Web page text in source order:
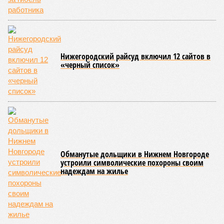
Нижегородский райсуд включил 12 сайтов в
«черный список»
Обманутые дольщики в Нижнем Новгороде
устроили символические похороны своим
надеждам на жилье